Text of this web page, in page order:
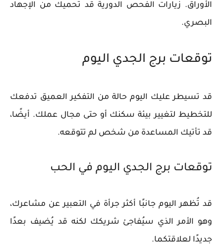
الأوراق. زيارات الفحص الدورية قد تحميك من الإجهاد
البصري.
توقعات برج الجدي اليوم
قد تسيطر عليك اليوم حالة من التفكير العميق تدفعك
للتخطيط لتغيير بيئة سكنك أو حتى مجال عملك. أيضًا،
قد تأتيك المساعدة من شخص لم تتوقعه.
توقعات برج الجدي اليوم في الحب
قد تُظهر اليوم جانبًا أكثر جرأة في التعبير عن مشاعرك،
وهو الأمر الذي سيُفاجئ شريكك لكنه قد يُضيف بعدًا
جديدًا لعلاقتكما.